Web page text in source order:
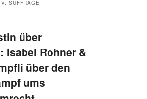
SUFFRAGE
über
Isabel Rohner &
über den
ums